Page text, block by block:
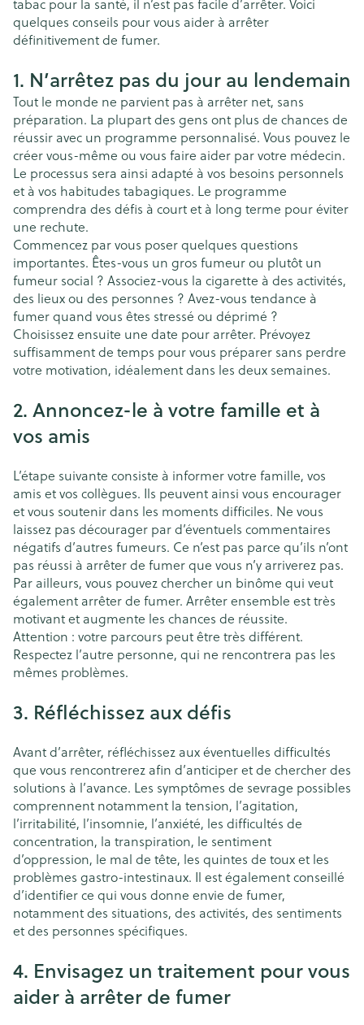
quelques conseils pour vous aider à arrêter
définitivement de fumer.
1. N’arrêtez pas du jour au lendemain
Tout le monde ne parvient pas à arrêter net, sans
préparation. La plupart des gens ont plus de chances de
réussir avec un programme personnalisé. Vous pouvez le
créer vous-même ou vous faire aider par votre médecin.
Le processus sera ainsi adapté à vos besoins personnels
et à vos habitudes tabagiques. Le programme
comprendra des défis à court et à long terme pour éviter
une rechute.
Commencez par vous poser quelques questions
importantes. Êtes-vous un gros fumeur ou plutôt un
fumeur social ? Associez-vous la cigarette à des activités,
des lieux ou des personnes ? Avez-vous tendance à
fumer quand vous êtes stressé ou déprimé ?
Choisissez ensuite une date pour arrêter. Prévoyez
suffisamment de temps pour vous préparer sans perdre
votre motivation, idéalement dans les deux semaines.
2. Annoncez-le à votre famille et à
vos amis
L’étape suivante consiste à informer votre famille, vos
amis et vos collègues. Ils peuvent ainsi vous encourager
et vous soutenir dans les moments difficiles. Ne vous
laissez pas décourager par d’éventuels commentaires
négatifs d’autres fumeurs. Ce n’est pas parce qu’ils n’ont
pas réussi à arrêter de fumer que vous n’y arriverez pas.
Par ailleurs, vous pouvez chercher un binôme qui veut
également arrêter de fumer. Arrêter ensemble est très
motivant et augmente les chances de réussite.
Attention : votre parcours peut être très différent.
Respectez l’autre personne, qui ne rencontrera pas les
mêmes problèmes.
3. Réfléchissez aux défis
Avant d’arrêter, réfléchissez aux éventuelles difficultés
que vous rencontrerez afin d’anticiper et de chercher des
solutions à l’avance. Les symptômes de sevrage possibles
comprennent notamment la tension, l’agitation,
l’irritabilité, l’insomnie, l’anxiété, les difficultés de
concentration, la transpiration, le sentiment
d’oppression, le mal de tête, les quintes de toux et les
problèmes gastro-intestinaux. Il est également conseillé
d’identifier ce qui vous donne envie de fumer,
notamment des situations, des activités, des sentiments
et des personnes spécifiques.
4. Envisagez un traitement pour vous
aider à arrêter de fumer